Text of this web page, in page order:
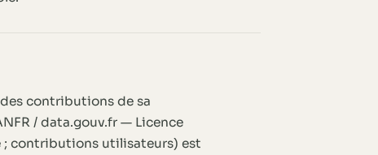
contributions de sa
/ data.gouv.fr — Licence
; contributions utilisateurs) est